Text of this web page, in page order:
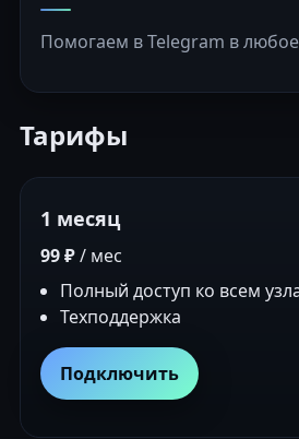
Помогаем в Telegram в
Тарифы
1 месяц
99 ₽/ мес
Полный доступ ко всем
Техподдержка
Подключить